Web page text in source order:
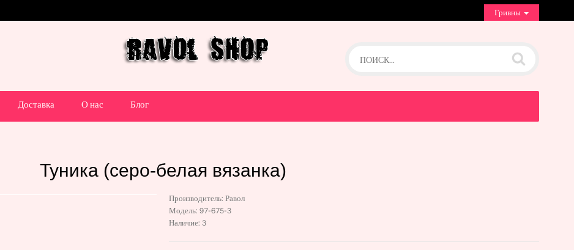
Гривны
Доставка О нас Блог
Туника (серо-белая вязанка)
Производитель: Равол
Модель: 97-675-3
Наличие: 3